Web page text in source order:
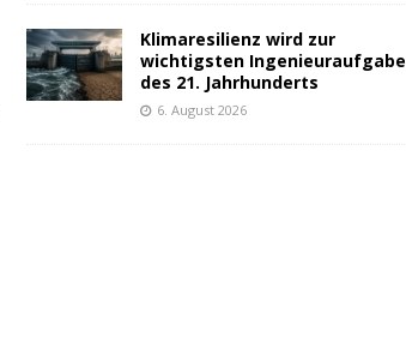
Klimaresilienz wird zur
wichtigsten Ingenieuraufgabe
des 21. Jahrhunderts
6. August 2026